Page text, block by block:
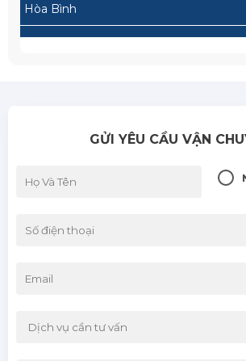
Hòa Bình
Lai Châu
Sơn La
Thái Nguyên
Tuyên Quang
GỬI YÊU CẦU VẬN